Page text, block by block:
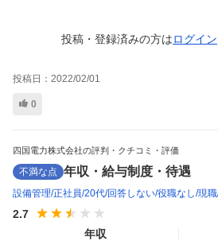
投稿・登録済みの方はログイン
投稿日： 2022/02/01
0
四国電力株式会社の評判・クチコミ・評価
不満な点 年収・給与制度・待遇
設備管理 正社員 20代 回答しない 役職なし 現職
2.7
年収